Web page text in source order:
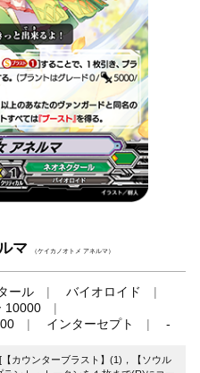
マ （ケイカノオトメ アネルマ）
ール
バイオロイド
10000
インターセプト -
カウンターブラスト】(1)，【ソウル